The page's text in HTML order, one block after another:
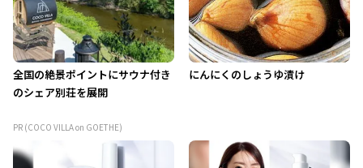
全国の絶景ポイントにサウナ付き
のシェア別荘を展開
PR (COCO VILLA on GOETHE)
にんにくのしょうゆ漬け